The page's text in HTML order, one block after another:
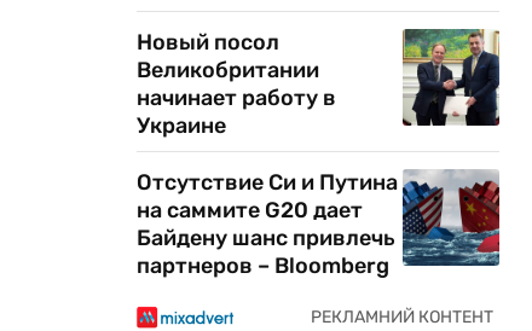
Новый посол
Великобритании
начинает работу в
Украине
Отсутствие Си и Путина
на саммите G20 дает
Байдену шанс привлечь
партнеров – Bloomberg